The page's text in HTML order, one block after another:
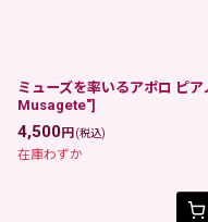
ミューズを率いるアポロ ピア
Musagete"]
4,500円(税込)
在庫わずか